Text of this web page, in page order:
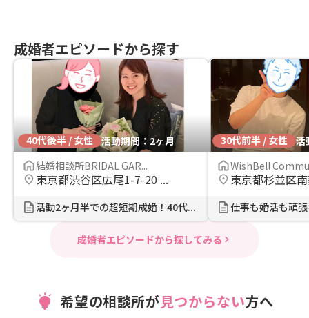
成婚者エピソードから探す
40代後半 / 女性 活動期間：2ヶ月
結婚相談所BRIDAL GAR...
東京都渋谷区広尾1-7-20 ...
活動2ヶ月半での超短期成婚！40代...
30代前半 / 女性 活
WishBell
東京都杉並区
成婚者エピソードから探してみる
希望の相談所が見つからない方へ